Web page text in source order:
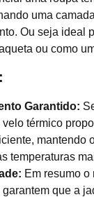
uma
Ou seja ideal
ou como
Garantido:
velo térmico
mantendo
temperaturas
Em resumo o
que a